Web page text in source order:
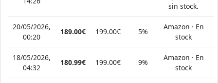
sin stock.
20/05/2026,
00:20
189.00€ 199.00€ 5%
Amazon · En
stock
18/05/2026,
04:32
180.99€ 199.00€ 9%
Amazon · En
stock